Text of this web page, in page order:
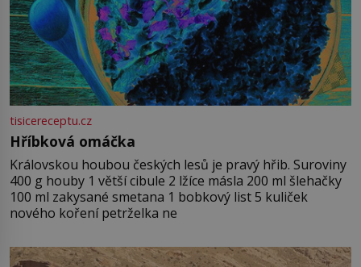
tisicereceptu.cz
Hříbková omáčka
Královskou houbou českých lesů je pravý hřib. Suroviny
400 g houby 1 větší cibule 2 lžíce másla 200 ml šlehačky
100 ml zakysané smetana 1 bobkový list 5 kuliček
nového koření petrželka ne